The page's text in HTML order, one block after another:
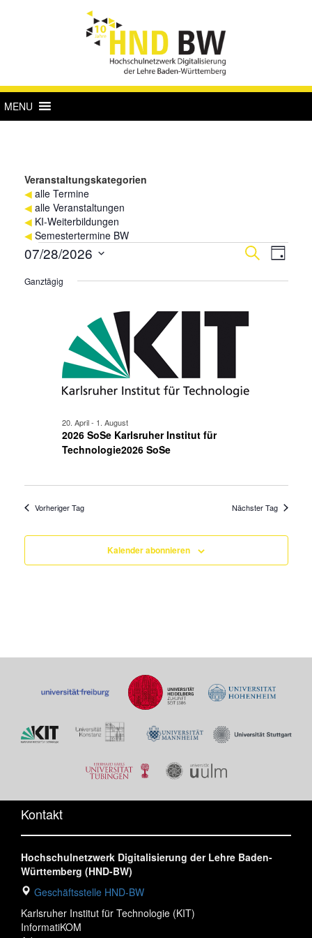
MENU
Veranstaltungskategorien
◀ alle Termine
◀ alle Veranstaltungen
◀ KI-Weiterbildungen
◀ Semestertermine BW
Veranstaltungen
für
28.
Suche
SucheTag
07/28/2026
wählen.
Ganztägig
2026 SoSe Karlsruher Institut für
Technologie2026 SoSe
20. April- 1. August
Vorheriger Tag Nächster Tag
Kalender abonnieren
Kontakt
Hochschulnetzwerk Digitalisierung der Lehre Baden-
Württemberg (HND-BW)
Geschäftsstelle HND-BW
Karlsruher Institut für Technologie (KIT)
InformatiKOM